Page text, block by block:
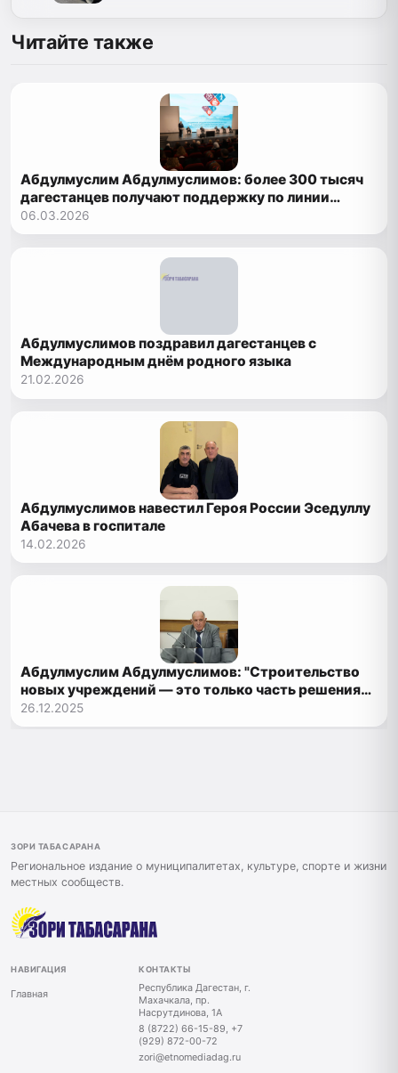
Читайте также
Абдулмуслим Абдулмуслимов: более 300 тысяч
дагестанцев получают поддержку по линии
Минтруда
06.03.2026
Абдулмуслимов поздравил дагестанцев с
Международным днём родного языка
21.02.2026
Абдулмуслимов навестил Героя России Эседуллу
Абачева в госпитале
14.02.2026
Абдулмуслим Абдулмуслимов: "Строительство
новых учреждений — это только часть решения
проблемы перегруженности школ"
26.12.2025
ЗОРИ ТАБАСАРАНА
Региональное издание о муниципалитетах, культуре, спорте и жизни
местных сообществ.
НАВИГАЦИЯ
Главная
КОНТАКТЫ
Республика Дагестан, г.
Махачкала, пр.
Насрутдинова, 1А
8 (8722) 66-15-89, +7
(929) 872-00-72
zori@etnomediadag.ru